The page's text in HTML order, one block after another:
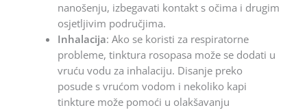
nanošenju, izbegavati kontakt s očima i drugim
osjetljivim područjima.
Inhalacija: Ako se koristi za respiratorne
probleme, tinktura rosopasa može se dodati u
vruću vodu za inhalaciju. Disanje preko
posude s vrućom vodom i nekoliko kapi
tinkture može pomoći u olakšavanju